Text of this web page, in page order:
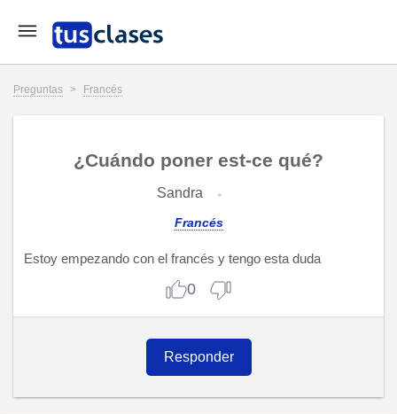
Preguntas > Francés
¿Cuándo poner est-ce qué?
Sandra
Francés
Estoy empezando con el francés y tengo esta duda
0
Responder